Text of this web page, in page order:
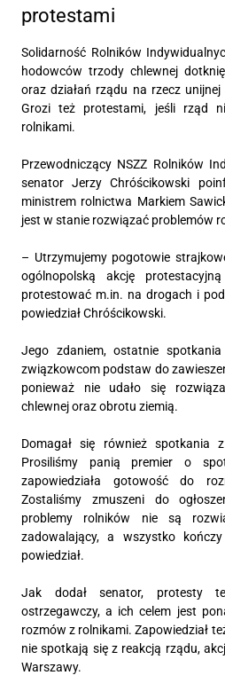
protestami
Solidarność Rolników
hodowców trzody chlewnej
oraz działań rządu na rzecz
Grozi też protestami, jeśli rząd
rolnikami.
Przewodniczący NSZZ Rolników
senator Jerzy Chróścikowski
ministrem rolnictwa Markiem
jest w stanie rozwiązać problemów
– Utrzymujemy pogotowie
ogólnopolską akcję
protestować m.in. na drogach i
powiedział Chróścikowski.
Jego zdaniem, ostatnie
związkowcom podstaw do
ponieważ nie udało się
chlewnej oraz obrotu ziemią.
Domagał się również spotkania
Prosiliśmy panią premier o
zapowiedziała gotowość do
Zostaliśmy zmuszeni do
problemy rolników nie są
zadowalający, a wszystko
powiedział.
Jak dodał senator, protesty
ostrzegawczy, a ich celem jest
rozmów z rolnikami. Zapowiedział
nie spotkają się z reakcją rządu,
Warszawy.